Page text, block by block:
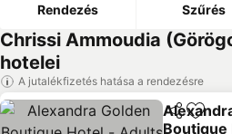
Rendezés Szűrés
Chrissi Ammoudia
hotelei
A jutalékfizetés hatása a rendezésre
Megosztás